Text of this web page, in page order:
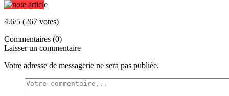
4.6/5 (267 votes)
Commentaires (0)
Laisser un commentaire
Votre adresse de messagerie ne sera pas publiée.